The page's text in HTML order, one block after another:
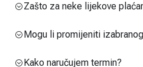
Zašto za neke lijekove
Mogu li promijeniti
Kako naručujem termin?